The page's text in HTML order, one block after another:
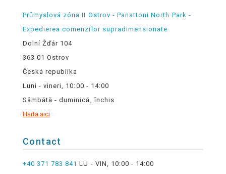
Průmyslová zóna II Ostrov - Panattoni North Park -
Expedierea comenzilor supradimensionate
Dolní Žďár 104
363 01 Ostrov
Česká republika
Luni - vineri, 10:00 - 14:00
Sâmbătă - duminică, închis
Harta aici
Contact
+40 371 783 841 LU - VIN, 10:00 - 14:00